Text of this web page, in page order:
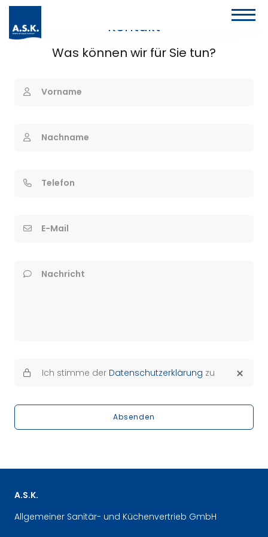
Kontakt
Was können wir für Sie tun?
Vorname
Nachname
Telefon
E-Mail
Nachricht
Ich stimme der Datenschutzerklärung zu
Absenden
A.S.K.
Allgemeiner Sanitär- und Küchenvertrieb GmbH